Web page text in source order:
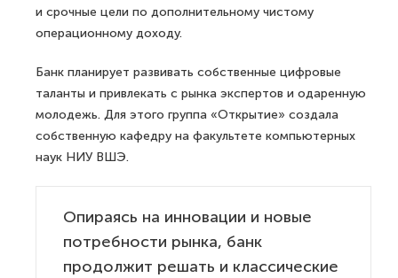
и срочные цели по дополнительному чистому
операционному доходу.
Банк планирует развивать собственные цифровые
таланты и привлекать с рынка экспертов и одаренную
молодежь. Для этого группа «Открытие» создала
собственную кафедру на факультете компьютерных
наук НИУ ВШЭ.
Опираясь на инновации и новые
потребности рынка, банк
продолжит решать и классические